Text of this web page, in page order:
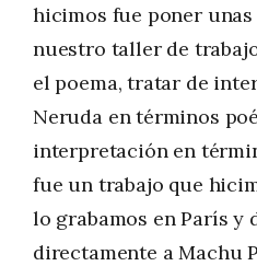
hicimos fue poner
nuestro taller de
el poema, tratar de
Neruda en términos
interpretación en
fue un trabajo que
lo grabamos en París y
directamente a Machu